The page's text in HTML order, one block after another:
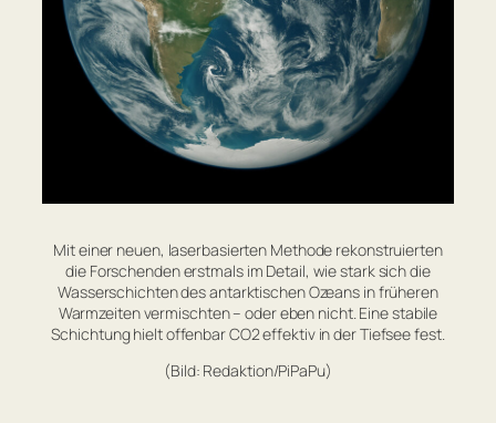
Mit einer neuen, laserbasierten Methode rekonstruierten
die Forschenden erstmals im Detail, wie stark sich die
Wasserschichten des antarktischen Ozeans in früheren
Warmzeiten vermischten – oder eben nicht. Eine stabile
Schichtung hielt offenbar CO2 effektiv in der Tiefsee fest.
(Bild: Redaktion/PiPaPu)